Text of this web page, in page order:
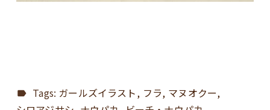
Tags: ガールズイラスト フラ マヌオクー